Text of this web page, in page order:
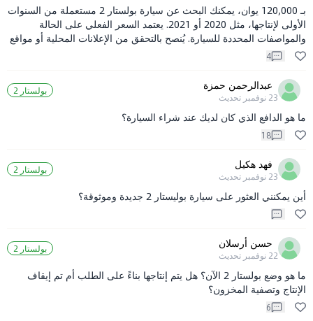
بـ 120,000 يوان، يمكنك البحث عن سيارة بولستار 2 مستعملة من السنوات
الأولى لإنتاجها، مثل 2020 أو 2021. يعتمد السعر الفعلي على الحالة
والمواصفات المحددة للسيارة. يُنصح بالتحقق من الإعلانات المحلية أو مواقع
بيع السيارات للحصول على تفاصيل دقيقة. نعم، الكثير من الناس يشيدون
بسيارة بولستار 2 لجودتها وأدائها.
4
عبدالرحمن حمزة
23 نوفمبر تحديث
بولستار 2
ما هو الدافع الذي كان لديك عند شراء السيارة؟
18
فهد هكيل
23 نوفمبر تحديث
بولستار 2
أين يمكنني العثور على سيارة بوليستار 2 جديدة وموثوقة؟
حسن أرسلان
22 نوفمبر تحديث
بولستار 2
ما هو وضع بولستار 2 الآن؟ هل يتم إنتاجها بناءً على الطلب أم تم إيقاف
الإنتاج وتصفية المخزون؟
6